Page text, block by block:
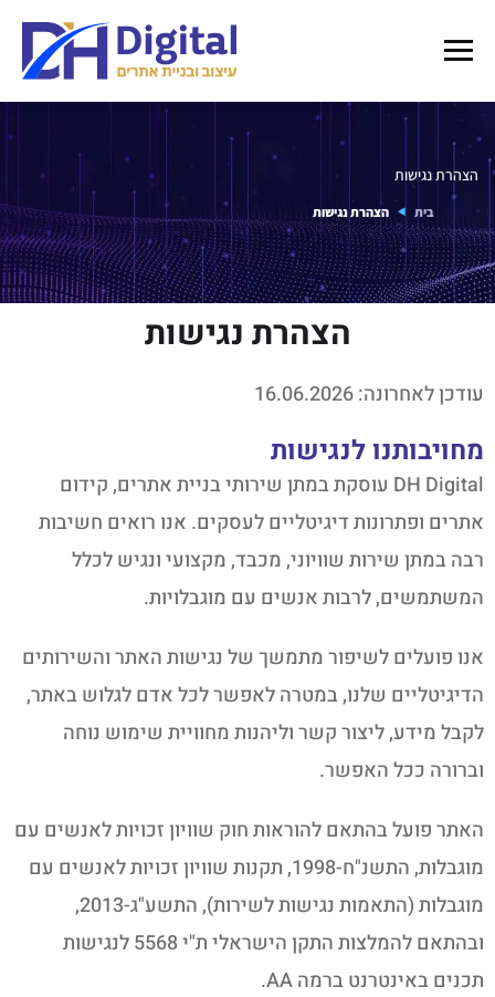
הצהרת נגישות
בית הצהרת נגישות
הצהרת נגישות
עודכן לאחרונה: 16.06.2026
מחויבותנו לנגישות
DH Digital עוסקת במתן שירותי בניית אתרים, קידום
אתרים ופתרונות דיגיטליים לעסקים. אנו רואים חשיבות
רבה במתן שירות שוויוני, מכבד, מקצועי ונגיש לכלל
המשתמשים, לרבות אנשים עם מוגבלויות.
אנו פועלים לשיפור מתמשך של נגישות האתר והשירותים
הדיגיטליים שלנו, במטרה לאפשר לכל אדם לגלוש באתר,
לקבל מידע, ליצור קשר וליהנות מחוויית שימוש נוחה
וברורה ככל האפשר.
האתר פועל בהתאם להוראות חוק שוויון זכויות לאנשים עם
מוגבלות, התשנ"ח-1998, תקנות שוויון זכויות לאנשים עם
מוגבלות (התאמות נגישות לשירות), התשע"ג-2013,
ובהתאם להמלצות התקן הישראלי ת"י 5568 לנגישות
תכנים באינטרנט ברמה AA.